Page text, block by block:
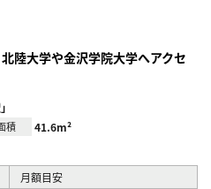
陸大学や金沢学院大学へアクセ
積 41.6m²
月額目安